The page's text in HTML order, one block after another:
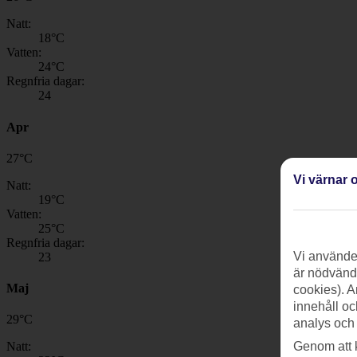
Natt:
18°C
Vatten:
24°C
Regnfria dagar:
24
Apr
27°C
Natt:
19°C
Vatten:
25°C
Regnfria dagar:
23
Maj
29°C
Natt:
Vi värnar
Vi
är
cookies).
innehåll
analys
Genom att